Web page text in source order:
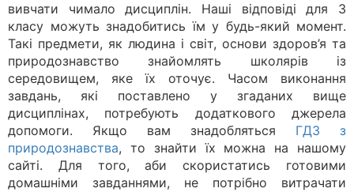
вивчати чимало дисциплін. Наші відповіді для 3
класу можуть знадобитись їм у будь-який момент.
Такі предмети, як людина і світ, основи здоров’я та
природознавство знайомлять школярів із
середовищем, яке їх оточує. Часом виконання
завдань, які поставлено у згаданих вище
дисциплінах, потребують додаткового джерела
допомоги. Якщо вам знадобляться ГДЗ з
природознавства, то знайти їх можна на нашому
сайті. Для того, аби скористатись готовими
домашніми завданнями, не потрібно витрачати